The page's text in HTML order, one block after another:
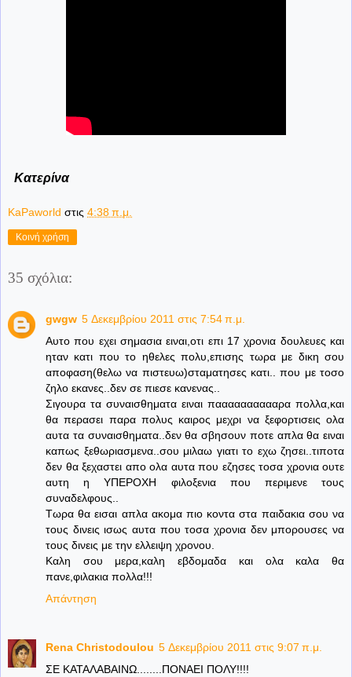
Κατερίνα
KaPaworld στις 4:38 π.μ.
Κοινή χρήση
35 σχόλια:
gwgw 5 Δεκεμβρίου 2011 στις 7:54 π.μ.
Αυτο που εχει σημασια ειναι,οτι επι 17 χρονια δουλευες και
ηταν κατι που το ηθελες πολυ,επισης τωρα με δικη σου
αποφαση(θελω να πιστευω)σταματησες κατι.. που με τοσο
ζηλο εκανες..δεν σε πιεσε κανενας..
Σιγουρα τα συναισθηματα ειναι πααααααααααρα πολλα,και
θα περασει παρα πολυς καιρος μεχρι να ξεφορτισεις ολα
αυτα τα συναισθηματα..δεν θα σβησουν ποτε απλα θα ειναι
καπως ξεθωριασμενα..σου μιλαω γιατι το εχω ζησει..τιποτα
δεν θα ξεχαστει απο ολα αυτα που εζησες τοσα χρονια ουτε
αυτη η ΥΠΕΡΟΧΗ φιλοξενια που περιμενε τους
συναδελφους..
Τωρα θα εισαι απλα ακομα πιο κοντα στα παιδακια σου να
τους δινεις ισως αυτα που τοσα χρονια δεν μπορουσες να
τους δινεις με την ελλειψη χρονου.
Καλη σου μερα,καλη εβδομαδα και ολα καλα θα
πανε,φιλακια πολλα!!!
Απάντηση
Rena Christodoulou 5 Δεκεμβρίου 2011 στις 9:07 π.μ.
ΣΕ ΚΑΤΑΛΑΒΑΙΝΩ........ΠΟΝΑΕΙ ΠΟΛΥ!!!!